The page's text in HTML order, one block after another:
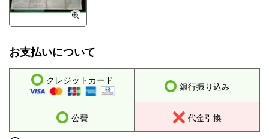
お支払いについて
クレジットカード
銀行振り込み
公費 代金引換